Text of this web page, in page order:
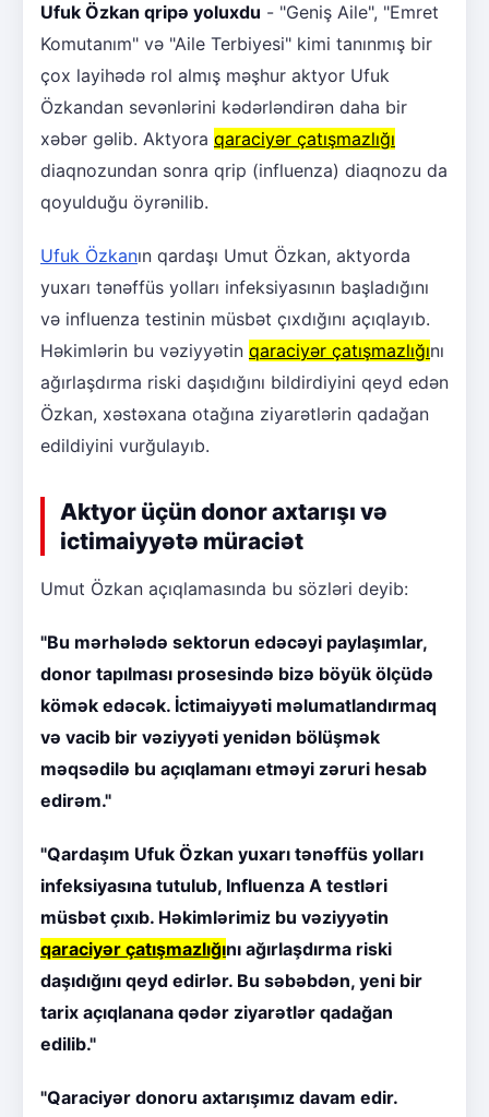
Ufuk Özkan qripə yoluxdu - "Geniş Aile", "Emret
Komutanım" və "Aile Terbiyesi" kimi tanınmış bir
çox layihədə rol almış məşhur aktyor Ufuk
Özkandan sevənlərini kədərləndirən daha bir
xəbər gəlib. Aktyora qaraciyər çatışmazlığı
diaqnozundan sonra qrip (influenza) diaqnozu da
qoyulduğu öyrənilib.
Ufuk Özkanın qardaşı Umut Özkan, aktyorda
yuxarı tənəffüs yolları infeksiyasının başladığını
və influenza testinin müsbət çıxdığını açıqlayıb.
Həkimlərin bu vəziyyətin qaraciyər çatışmazlığını
ağırlaşdırma riski daşıdığını bildirdiyini qeyd edən
Özkan, xəstəxana otağına ziyarətlərin qadağan
edildiyini vurğulayıb.
Aktyor üçün donor axtarışı və
ictimaiyyətə müraciət
Umut Özkan açıqlamasında bu sözləri deyib:
"Bu mərhələdə sektorun edəcəyi paylaşımlar,
donor tapılması prosesində bizə böyük ölçüdə
kömək edəcək. İctimaiyyəti məlumatlandırmaq
və vacib bir vəziyyəti yenidən bölüşmək
məqsədilə bu açıqlamanı etməyi zəruri hesab
edirəm."
"Qardaşım Ufuk Özkan yuxarı tənəffüs yolları
infeksiyasına tutulub, Influenza A testləri
müsbət çıxıb. Həkimlərimiz bu vəziyyətin
qaraciyər çatışmazlığını ağırlaşdırma riski
daşıdığını qeyd edirlər. Bu səbəbdən, yeni bir
tarix açıqlanana qədər ziyarətlər qadağan
edilib."
"Qaraciyər donoru axtarışımız davam edir.